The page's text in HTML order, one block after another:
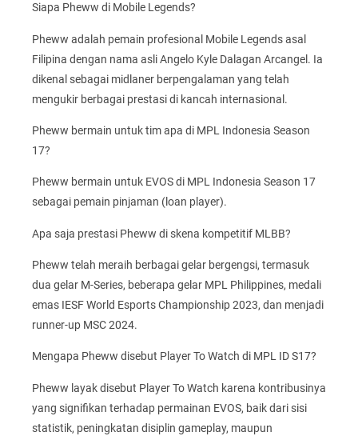
Siapa Pheww di Mobile Legends?
Pheww adalah pemain profesional Mobile Legends asal
Filipina dengan nama asli Angelo Kyle Dalagan Arcangel. Ia
dikenal sebagai midlaner berpengalaman yang telah
mengukir berbagai prestasi di kancah internasional.
Pheww bermain untuk tim apa di MPL Indonesia Season
17?
Pheww bermain untuk EVOS di MPL Indonesia Season 17
sebagai pemain pinjaman (loan player).
Apa saja prestasi Pheww di skena kompetitif MLBB?
Pheww telah meraih berbagai gelar bergengsi, termasuk
dua gelar M-Series, beberapa gelar MPL Philippines, medali
emas IESF World Esports Championship 2023, dan menjadi
runner-up MSC 2024.
Mengapa Pheww disebut Player To Watch di MPL ID S17?
Pheww layak disebut Player To Watch karena kontribusinya
yang signifikan terhadap permainan EVOS, baik dari sisi
statistik, peningkatan disiplin gameplay, maupun